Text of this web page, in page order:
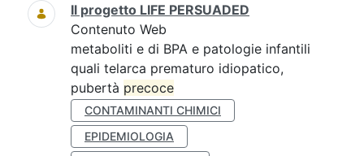
Il progetto LIFE PERSUADED
Contenuto Web
metaboliti e di BPA e patologie infantili
quali telarca prematuro idiopatico,
pubertà precoce
CONTAMINANTI CHIMICI
EPIDEMIOLOGIA